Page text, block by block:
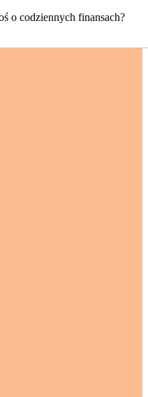
o codziennych finansach?